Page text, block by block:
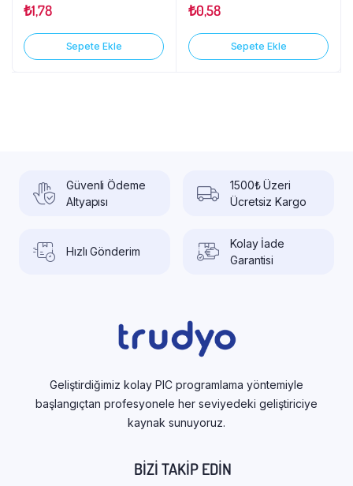
₺1,78
Sepete Ekle
₺0,58
Sepete Ekle
Güvenli Ödeme
Altyapısı
1500₺ Üzeri
Ücretsiz Kargo
Hızlı Gönderim
Kolay İade
Garantisi
Geliştirdiğimiz kolay PIC programlama yöntemiyle
başlangıçtan profesyonele her seviyedeki geliştiriciye
kaynak sunuyoruz.
BIZI TAKIP EDIN